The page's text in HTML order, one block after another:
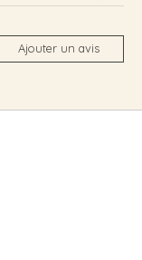
Ajouter un avis